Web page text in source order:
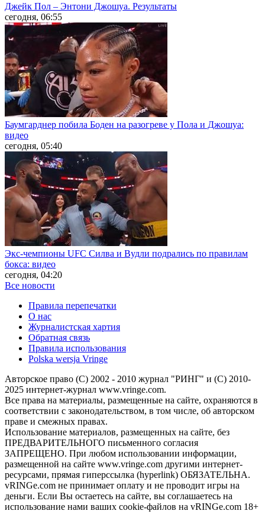
Джейк Пол – Энтони Джошуа. Результаты
сегодня, 06:55
Баумгарднер побила Боден на разогреве у Пола и Джошуа:
видео
сегодня, 05:40
Экс-чемпионы UFC Силва и Вудли подрались по правилам
бокса: видео
сегодня, 04:20
Все новости
Правила перепечатки
О нас
Журналистская хартия
Обратная связь
Правила использования
Polska wersja Vringe
Авторское право (С) 2002 - 2010 журнал "РИНГ" и (С) 2010-
2025 интернет-журнал www.vringe.com.
Все права на материалы, размещенные на сайте, охраняются в
соответствии с законодательством, в том числе, об авторском
праве и смежных правах.
Использование материалов, размещенных на сайте, без
ПРЕДВАРИТЕЛЬНОГО письменного согласия
ЗАПРЕЩЕНО. При любом использовании информации,
размещенной на сайте www.vringe.com другими интернет-
ресурсами, прямая гиперссылка (hyperlink) ОБЯЗАТЕЛЬНА.
vRINGe.com не принимает оплату и не проводит игры на
деньги. Если Вы остаетесь на сайте, вы соглашаетесь на
использование нами ваших cookie-файлов на vRINGe.com 18+